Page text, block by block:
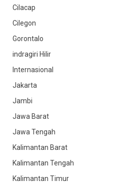
Cilacap
Cilegon
Gorontalo
indragiri Hilir
Internasional
Jakarta
Jambi
Jawa Barat
Jawa Tengah
Kalimantan Barat
Kalimantan Tengah
Kalimantan Timur